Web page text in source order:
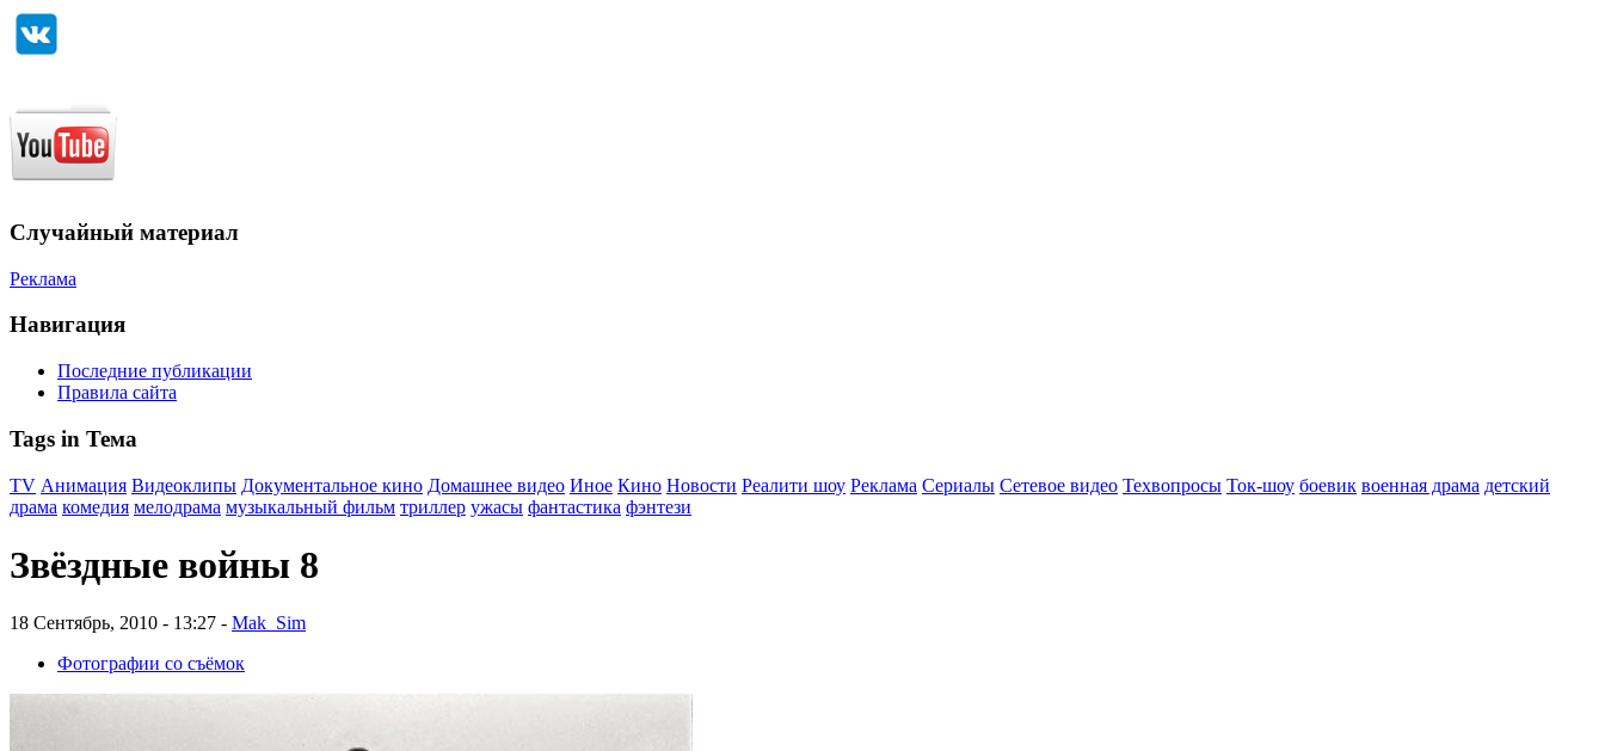
Случайный материал
Реклама
Навигация
Последние публикации
Правила сайта
Tags in Тема
TV Анимация Видеоклипы Документальное кино Домашнее видео Иное Кино Новости Реалити шоу Реклама Сериалы Сетевое видео Техвопросы Ток-шоу боевик военная драма детский
драма комедия мелодрама музыкальный фильм триллер ужасы фантастика фэнтези
Звёздные войны 8
18 Сентябрь, 2010 - 13:27 - Mak_Sim
Фотографии со съёмок